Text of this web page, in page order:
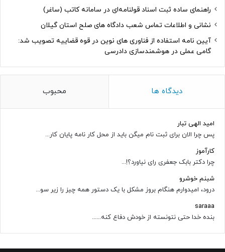
راهنمای ساده ثبت اسناد قولنامه‌ای در سامانه کاتب (ساغر)
نشانی و اطلاعات تماس شعب دادگاه های صلح استان گیلان
آیین نامه استفاده از فناوری های نوین در قوه قضاییه تصویب شد:
گامی عملی در هوشمندسازی دادرسی
دیدگاه ها محبوب
امید الهی تبار
پس چرا الان برای ثبت نام میگن باید از محل کار نامه پایان کار...
کارآموز
چرا دکتر بابک جعفری رای نیاورد؟!...
شبنم خوشرو
درود، امیدوارم هنگام بروز مشکل با یک دستور همه چیز را زیر سو...
saraaa
بنده خدا حتی نتونسته از خودش دفاع کنه......